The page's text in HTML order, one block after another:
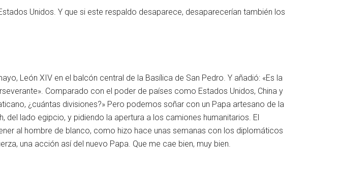
Unidos. Y que si este respaldo desaparece, desaparecerían también los
León XIV en el balcón central de la Basílica de San Pedro. Y añadió: «Es la
Comparado con el poder de países como Estados Unidos, China y
¿cuántas divisiones?» Pero podemos soñar con un Papa artesano de la
lado egipcio, y pidiendo la apertura a los camiones humanitarios. El
al hombre de blanco, como hizo hace unas semanas con los diplomáticos
una acción así del nuevo Papa. Que me cae bien, muy bien.